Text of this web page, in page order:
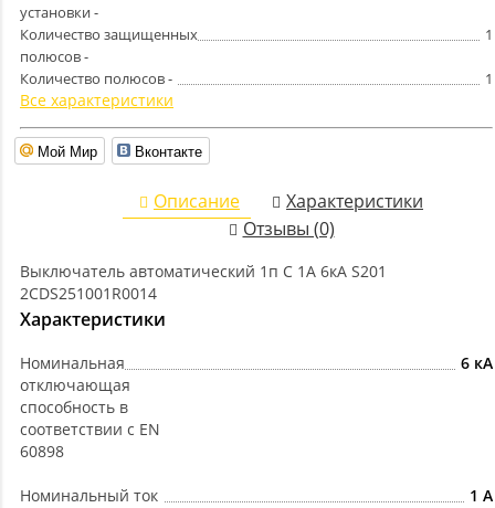
установки -
Количество защищенных
полюсов -
1
Количество полюсов - 1
Все характеристики
Мой Мир Вконтакте
Описание
Характеристики
Отзывы (0)
Выключатель автоматический 1п C 1А 6кА S201
2CDS251001R0014
Характеристики
Номинальная
отключающая
способность в
соответствии с EN
60898
6 кА
Номинальный ток 1 А